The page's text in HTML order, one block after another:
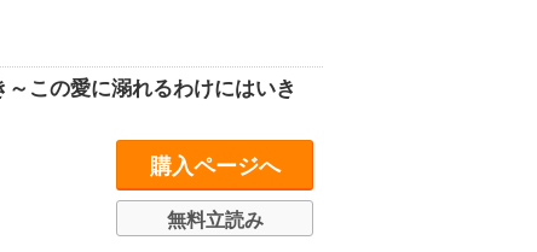
この愛に溺れるわけにはいき
購入ページへ
無料立読み